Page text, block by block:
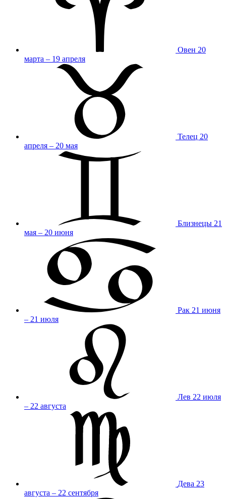
Овен 20
марта – 19 апреля
Телец 20
апреля – 20 мая
Близнецы 21
мая – 20 июня
Рак 21 июня
– 21 июля
Лев 22 июля
– 22 августа
Дева 23
августа – 22 сентября